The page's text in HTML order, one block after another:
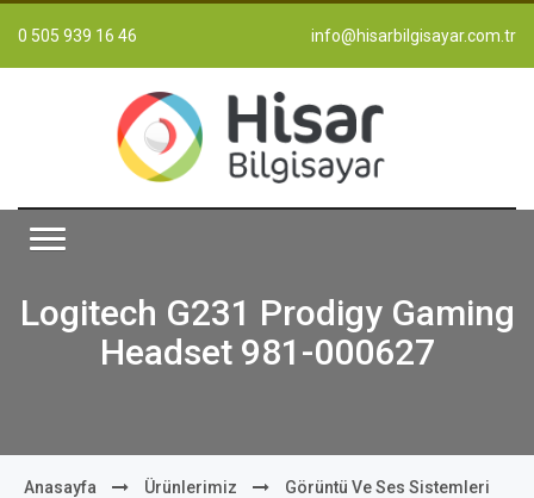
0 505 939 16 46 info@hisarbilgisayar.com.tr
Logitech G231 Prodigy Gaming
Headset 981-000627
Anasayfa Ürünlerimiz
Görüntü Ve Ses Sistemleri